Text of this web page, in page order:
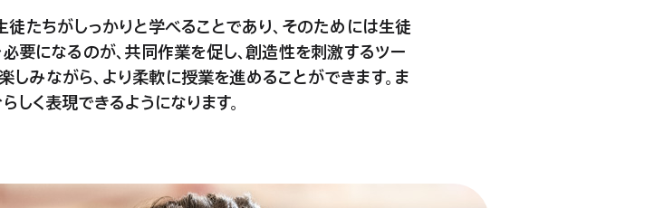
ちがしっかりと学べることであり、そのためには生徒
要になるのが、共同作業を促し、創造性を刺激するツー
みながら、より柔軟に授業を進めることができます。ま
しく表現できるようになります。